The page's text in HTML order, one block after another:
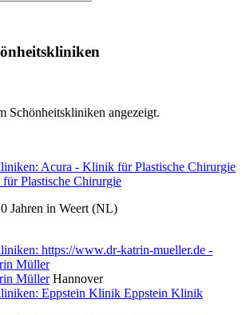
Schönheitskliniken angezeigt.
Plastische Chirurgie
Jahren in Weert (NL)
Müller Hannover
Eppstein Klinik